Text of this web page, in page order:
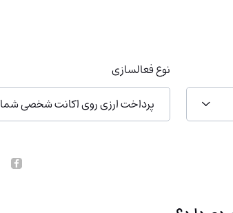
نوع فعالسازی
پرداخت ارزی روی اکانت شخصی شما